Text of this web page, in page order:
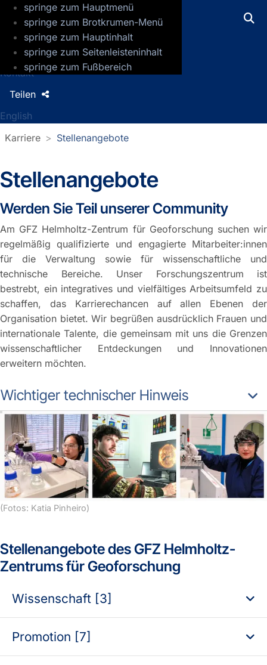
springe zum Hauptmenü
springe zum Brotkrumen-Menü
springe zum Hauptinhalt
springe zum Seitenleisteninhalt
springe zum Fußbereich
GFZ Helmholtz-Zentrum für
Presse
Jobs
Kontakt
English
Teilen
Karriere Stellenangebote
Stellenangebote
Werden Sie Teil unserer Community
Am GFZ Helmholtz-Zentrum für Geoforschung suchen wir
regelmäßig qualifizierte und engagierte Mitarbeiter:innen
für die Verwaltung sowie für wissenschaftliche und
technische Bereiche. Unser Forschungszentrum ist
bestrebt, ein integratives und vielfältiges Arbeitsumfeld zu
schaffen, das Karrierechancen auf allen Ebenen der
Organisation bietet. Wir begrüßen ausdrücklich Frauen und
internationale Talente, die gemeinsam mit uns die Grenzen
wissenschaftlicher Entdeckungen und Innovationen
erweitern möchten.
Wichtiger technischer Hinweis
(Fotos: Katia Pinheiro)
Stellenangebote des GFZ Helmholtz-
Zentrums für Geoforschung
Wissenschaft [3]
Promotion [7]